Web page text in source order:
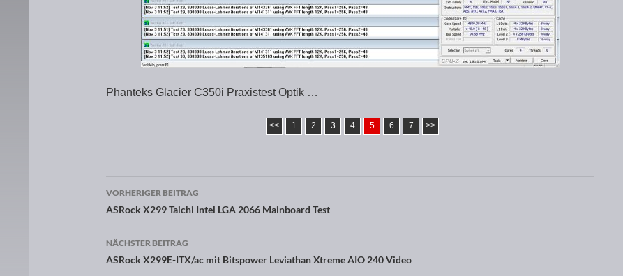
Phanteks Glacier C350i Praxistest Optik …
<< 1 2 3 4 5 6 7 >>
Beitragsnavigation
VORHERIGER BEITRAG
ASRock X299 Taichi Intel LGA 2066 Mainboard Test
NÄCHSTER BEITRAG
ASRock X299E-ITX/ac mit Bitspower Leviathan Xtreme AIO 240 Video